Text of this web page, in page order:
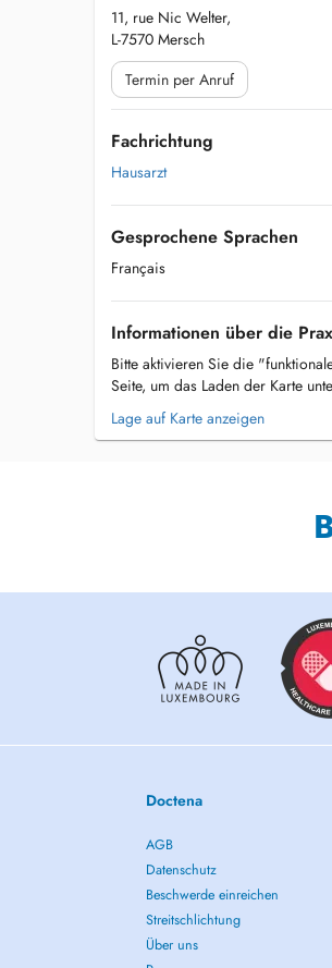
11, rue Nic Welter,
L-7570 Mersch
Termin per Anruf
Fachrichtung
Hausarzt
Gesprochene Sprachen
Français
Informationen über die
Bitte aktivieren Sie die
Seite, um das Laden der Karte
Lage auf Karte anzeigen
Doctena
AGB
Datenschutz
Beschwerde einreichen
Streitschlichtung
Über uns